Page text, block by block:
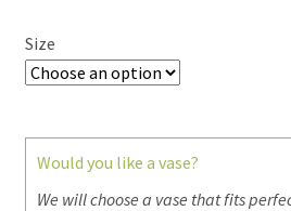
Size
Would you like a vase?
We will choose a vase that fits